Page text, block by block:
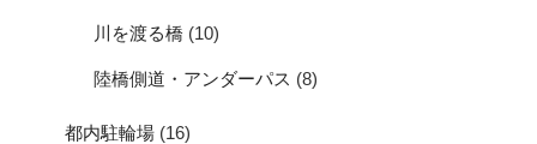
川を渡る橋 (10)
陸橋側道・アンダーパス (8)
都内駐輪場 (16)